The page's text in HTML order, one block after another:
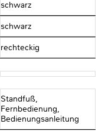
schwarz
schwarz
rechteckig
Standfuß,
Fernbedienung,
Bedienungsanleitung